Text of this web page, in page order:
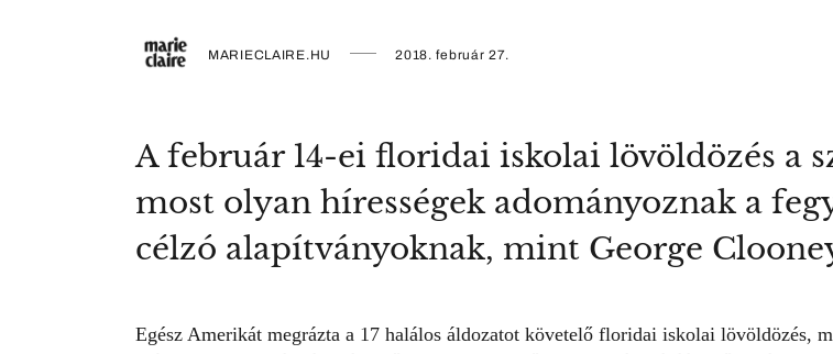
MARIECLAIRE.HU 2018. február 27.
A február 14-ei floridai iskolai lövöldözés a
most olyan hírességek adományoznak a
célzó alapítványoknak, mint George
Egész Amerikát megrázta a 17 halálos áldozatot követelő floridai iskolai lövöldözés,